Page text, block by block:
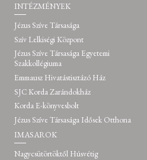
INTÉZMÉNYEK
Jézus Szíve Társasága
Szív Lelkiségi Központ
Jézus Szíve Társasága Egyetemi
Szakkollégiuma
Emmausz Hivatástisztázó Ház
SJC Korda Zarándokház
Korda E-könyvesbolt
Jézus Szíve Társasága Idősek Otthona
IMASAROK
Nagycsütörtöktől Húsvétig